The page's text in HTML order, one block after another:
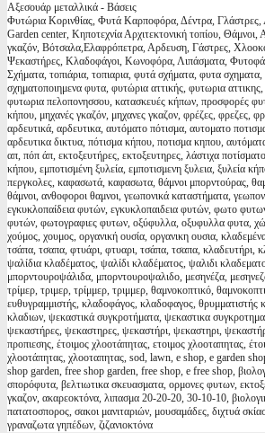
Αξεσουάρ μεταλλικά - Βάσεις
Φυτώρια Κορινθίας, Φυτά Καρποφόρα, Δέντρα,
Garden center, Κηποτεχνία Αρχιτεκτονική τοπίου,
γκαζόν, Βότσαλα,Ελαφρόπετρα, Αρδευση, Γάστρες,
Ψεκαστήρες, Κλαδοφάγοι, Κωνοφόρα, Λιπάσματα,
Σχήματα, τοπιάρια, τοπιαρια, φυτά σχήματα, φυτα
σχηματοποιημενα φυτα, φυτώρια αττικής, φυτωρια
φυτωρια πελοπονησσου, κατασκευές κήπων, προσφορές
κήπου, μηχανές γκαζόν, μηχανες γκαζον, φρέζες, φρεζες,
αρδευτικά, αρδευτικα, αυτόματο πότισμα, αυτοματο
αρδευτικα δικτυα, πότισμα κήπου, ποτισμα κηπου,
απ, πόπ άπ, εκτοξευτήρες, εκτοξευτηρες, λάστιχα
κήπου, εμποτισμένη ξυλεία, εμποτισμενη ξυλεια, ξυλεία
περγκολες, καφασωτά, καφασωτα, θάμνοι μπορντούρας,
θάμνοι, ανθοφοροι θαμνοι, γεωπονικά καταστήματα,
εγκυκλοπαίδεια φυτών, εγκυκλοπαιδεια φυτών, φωτο
φυτών, φωτογραφιες φυτων, οξύφυλλα, οξυφυλλα φυτα,
χούμος, χουμος, οργανική ουσία, οργανικη ουσια,
τσάπα, τσαπα, φτυάρι, φτυαρι, τσάπα, τσαπα, κλαδευτήρι,
ψαλίδια κλαδέματος, ψαλίδι κλαδέματος, ψαλιδι
μπορντουροψάλιδα, μπορντουροψαλιδο, μεσηνέζα,
τρίμερ, τριμερ, τρίμμερ, τριμμερ, θαμνοκοπτικό,
ευθυγραμμιστής, κλαδοφάγος, κλαδοφαγος, θρυμματιστής
κλαδιων, ψεκαστικά συγκροτήματα, ψεκαστικα
ψεκαστήρες, ψεκαστηρες, ψεκαστήρι, ψεκαστηρι,
προπιεσης, έτοιμος χλοοτάπητας, ετοιμος χλοοταπητας,
χλοοτάπητας, χλοοταπητας, sod, lawn, e shop, e garden
shop garden, free shop garden, free shop, e free shop,
σπορόφυτα, βελτιωτικα σκευασματα, ορμονες φυτων,
γκαζον, ακαρεοκτόνα, λιπασμα 20-20-20, 30-10-10,
πατατοσπορος, σακοι μανιταριών, μουσαμάδες, διχτυά
γραναζωτα γηπέδων, ζιζανιοκτόνα